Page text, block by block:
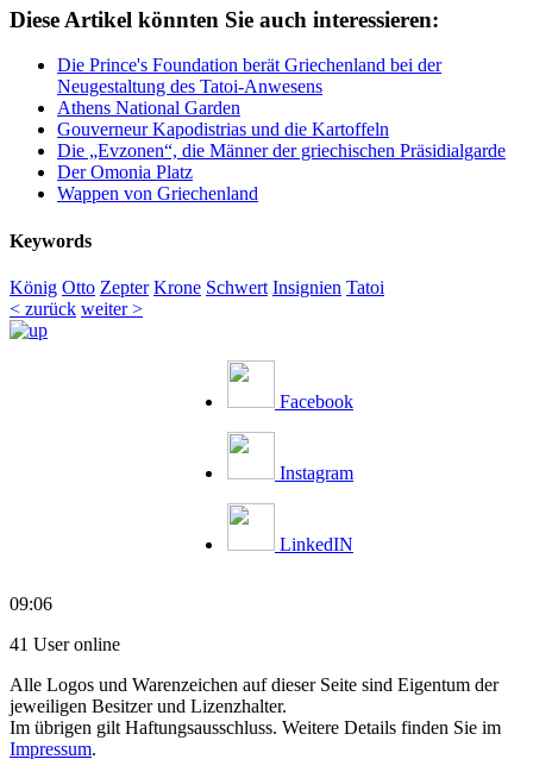
Diese Artikel könnten Sie auch interessieren:
Die Prince's Foundation berät Griechenland bei der
Neugestaltung des Tatoi-Anwesens
Athens National Garden
Gouverneur Kapodistrias und die Kartoffeln
Die „Evzonen“, die Männer der griechischen Präsidialgarde
Der Omonia Platz
Wappen von Griechenland
Keywords
König Otto Zepter Krone Schwert Insignien Tatoi
< zurück weiter >
Facebook
Instagram
LinkedIN
09:06
41 User online
Alle Logos und Warenzeichen auf dieser Seite sind Eigentum der
jeweiligen Besitzer und Lizenzhalter.
Im übrigen gilt Haftungsausschluss. Weitere Details finden Sie im
Impressum.